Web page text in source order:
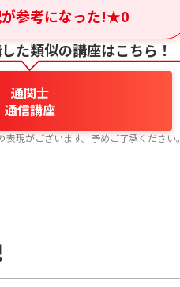
参考になった!★0
た類似の講座はこちら！
通関士
通信講座
現がございます。予めご了承ください。